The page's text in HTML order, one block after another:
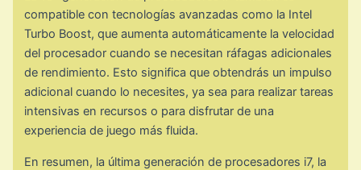
compatible con tecnologías avanzadas como la Intel
Turbo Boost, que aumenta automáticamente la velocidad
del procesador cuando se necesitan ráfagas adicionales
de rendimiento. Esto significa que obtendrás un impulso
adicional cuando lo necesites, ya sea para realizar tareas
intensivas en recursos o para disfrutar de una
experiencia de juego más fluida.
En resumen, la última generación de procesadores i7, la